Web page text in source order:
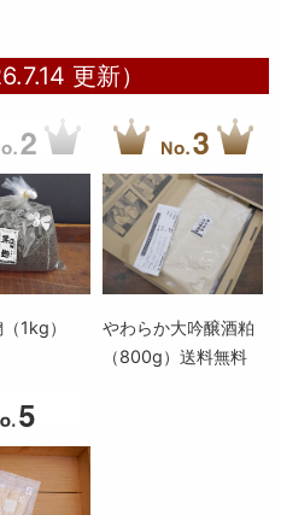
更新）
1kg）
やわらか大吟醸酒粕
（800g）送料無料